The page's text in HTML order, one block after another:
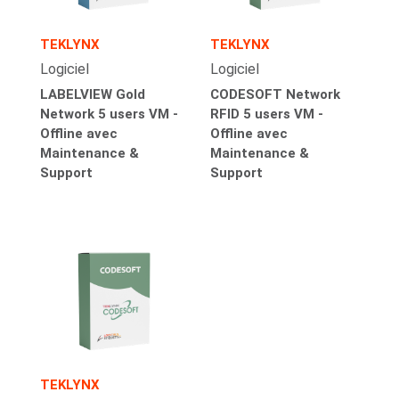
TEKLYNX
Logiciel
LABELVIEW Gold
Network 5 users VM -
Offline avec
Maintenance &
Support
TEKLYNX
Logiciel
CODESOFT Network
RFID 5 users VM -
Offline avec
Maintenance &
Support
TEKLYNX